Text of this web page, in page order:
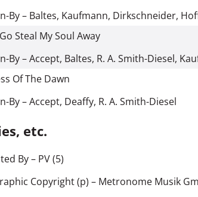
By – Baltes, Kaufmann, Dirkschneider,
Steal My Soul Away
By – Accept, Baltes, R. A. Smith-Diesel,
Of The Dawn
By – Accept, Deaffy, R. A. Smith-Diesel
etc.
By– PV (5)
Copyright (p) – Metronome Musik